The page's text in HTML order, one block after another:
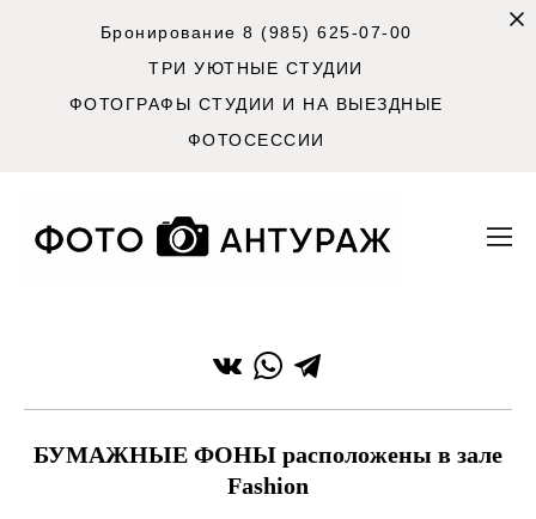
Бронирование 8 (985) 625-07-00
ТРИ УЮТНЫЕ СТУДИИ
ФОТОГРАФЫ СТУДИИ И НА ВЫЕЗДНЫЕ
ФОТОСЕССИИ
БУМАЖНЫЕ ФОНЫ расположены в зале
Fashion